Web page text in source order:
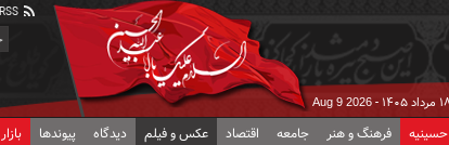
Aug 9 2026
حسینیه فرهنگ و هنر جامعه اقتصاد عکس و فیلم دیدگاه پیوندها بازار